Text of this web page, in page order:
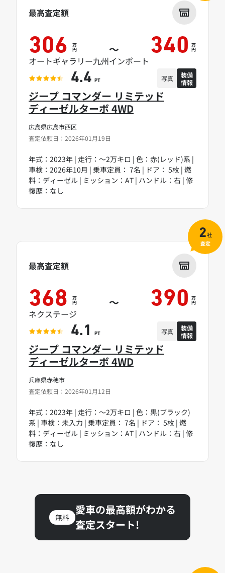
広島県広島市西区
査定依頼日：2026年01月19日
ジープ コマンダー リミテッド
ディーゼルターボ 4WD
年式：2023年 | 走行：～2万キロ | 色：赤(レッド)系 |
車検：2026年10月 | 乗車定員： 7名 | ドア： 5枚 | 燃
料：ディーゼル | ミッション：AT | ハンドル：右 | 修
復歴：なし
最高査定額
306 万
円 ～ 340 万
円
オートギャラリー九州インポート
4.4 PT 写真
装備
情報
兵庫県赤穂市
査定依頼日：2026年01月12日
ジープ コマンダー リミテッド
ディーゼルターボ 4WD
年式：2023年 | 走行：～2万キロ | 色：黒(ブラック)
系 | 車検：未入力 | 乗車定員： 7名 | ドア： 5枚 | 燃
料：ディーゼル | ミッション：AT | ハンドル：右 | 修
復歴：なし
最高査定額
368 万
円 ～ 390 万
円
ネクステージ
4.1 PT 写真
装備
情報
2社
査定
無料
愛車の最高額がわかる
査定スタート!